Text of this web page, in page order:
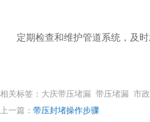
定期检查和维护管道系统，及
相关标签：大庆带压堵漏 带压堵漏 市
上一篇： 带压封堵操作步骤